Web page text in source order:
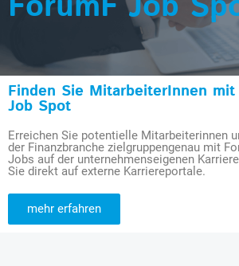
Finden Sie MitarbeiterInnen mit
Job Spot
Erreichen Sie potentielle Mitarbeiterinnen
der Finanzbranche zielgruppengenau mit
Jobs auf der unternehmenseigenen
Sie direkt auf externe Karriereportale.
mehr erfahren